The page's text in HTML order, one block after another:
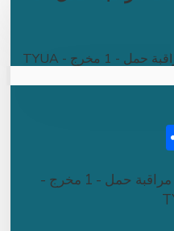
سويج مني سمارت مع CT مراقبة حمل - 1 مخرج -